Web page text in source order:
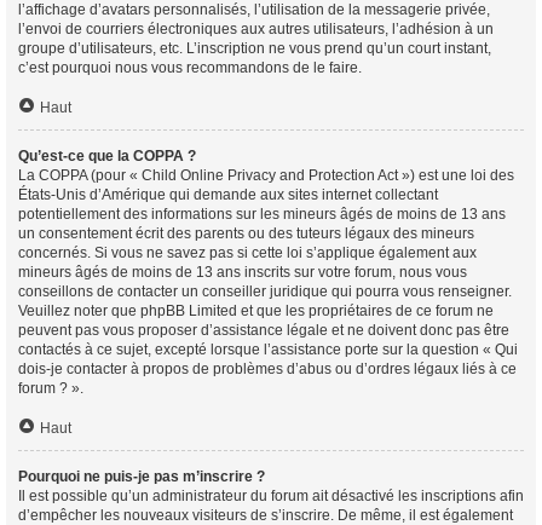
l’affichage d’avatars personnalisés, l’utilisation de la messagerie privée,
l’envoi de courriers électroniques aux autres utilisateurs, l’adhésion à un
groupe d’utilisateurs, etc. L’inscription ne vous prend qu’un court instant,
c’est pourquoi nous vous recommandons de le faire.
Haut
Qu’est-ce que la COPPA ?
La COPPA (pour « Child Online Privacy and Protection Act ») est une loi des
États-Unis d’Amérique qui demande aux sites internet collectant
potentiellement des informations sur les mineurs âgés de moins de 13 ans
un consentement écrit des parents ou des tuteurs légaux des mineurs
concernés. Si vous ne savez pas si cette loi s’applique également aux
mineurs âgés de moins de 13 ans inscrits sur votre forum, nous vous
conseillons de contacter un conseiller juridique qui pourra vous renseigner.
Veuillez noter que phpBB Limited et que les propriétaires de ce forum ne
peuvent pas vous proposer d’assistance légale et ne doivent donc pas être
contactés à ce sujet, excepté lorsque l’assistance porte sur la question « Qui
dois-je contacter à propos de problèmes d’abus ou d’ordres légaux liés à ce
forum ? ».
Haut
Pourquoi ne puis-je pas m’inscrire ?
Il est possible qu’un administrateur du forum ait désactivé les inscriptions afin
d’empêcher les nouveaux visiteurs de s’inscrire. De même, il est également